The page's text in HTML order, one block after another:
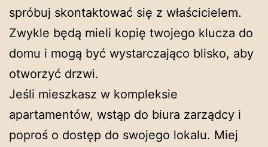
spróbuj skontaktować się z właścicielem.
Zwykle będą mieli kopię twojego klucza do
domu i mogą być wystarczająco blisko, aby
otworzyć drzwi.
Jeśli mieszkasz w kompleksie
apartamentów, wstąp do biura zarządcy i
poproś o dostęp do swojego lokalu. Miej